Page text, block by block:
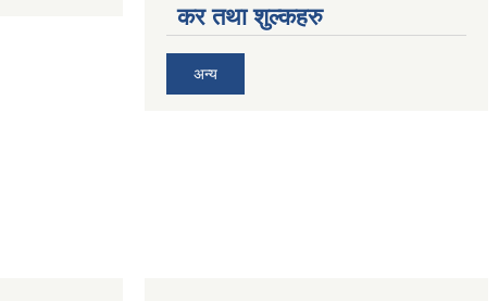
कर तथा शुल्कहरु
अन्य